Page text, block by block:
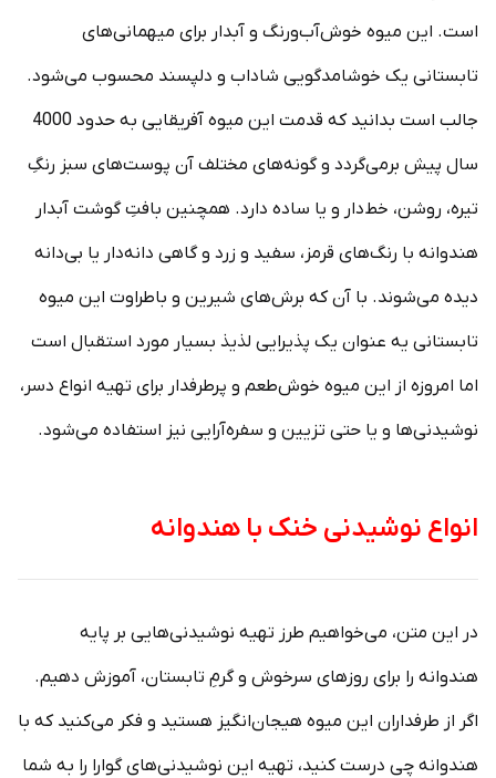
است. این میوه خوش‌آب‌و‌رنگ و آبدار برای میهمانی‌های
تابستانی یک خوشامدگویی شاداب و دلپسند محسوب می‌شود.
جالب است بدانید که قدمت این میوه آفریقایی به حدود 4000
سال پیش برمی‌گردد و گونه‌های مختلف آن پوست‌های سبز رنگِ
تیره، روشن، خط‌دار و یا ساده دارد. همچنین بافتِ گوشت آبدار
هندوانه با رنگ‌های قرمز، سفید و زرد و گاهی دانه‌دار یا بی‌دانه
دیده می‌شوند. با آن که برش‌های شیرین و باطراوت این میوه
تابستانی یه عنوان یک پذیرایی لذیذ بسیار مورد استقبال است
اما امروزه از این میوه خوش‌طعم و پرطرفدار برای تهیه انواع دسر،
نوشیدنی‌ها و یا حتی تزیین و سفره‌آرایی نیز استفاده می‌شود.
انواع نوشیدنی خنک با هندوانه
در این متن، می‌خواهیم طرز تهیه نوشیدنی‌هایی بر پایه
هندوانه را برای روز‌های سرخوش و گرمِ تابستان، آموزش دهیم.
اگر از طرفداران این میوه هیجان‌انگیز هستید و فکر می‌کنید که با
هندوانه چی درست کنید، تهیه این نوشیدنی‌های گوارا را به شما